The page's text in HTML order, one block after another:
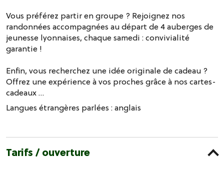
Vous préférez partir en groupe ? Rejoignez nos
randonnées accompagnées au départ de 4 auberges de
jeunesse lyonnaises, chaque samedi : convivialité
garantie !
Enfin, vous recherchez une idée originale de cadeau ?
Offrez une expérience à vos proches grâce à nos cartes-
cadeaux …
Langues étrangères parlées :anglais
Tarifs / ouverture